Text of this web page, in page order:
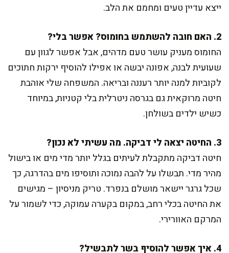
ייצא עדיין טעים ומחמם את הלב.
2. האם חובה להשתמש בחומוס? אפשר בלי?
החומוס מעניק עושר טעם מדהים, אבל אפשר לגוון עם
שעועית לבנה, אפונה יבשה או אפילו להוסיף ירקות חתוכים
לקוביות למנה יותר רעננה ובריאה. המשפחה שלי אוהבת
חיטה מרוקאית גם בגרסה ניטרלית בלי קטניות, במיוחד
כשיש ילדים בשולחן.
3. החיטה יצאה לי דביקה. מה עשיתי לא נכון?
חיטה דביקה מתקבלת לעיתים בגלל יותר מדי מים או בישול
מהיר מדי. תבשלו על להבה נמוכה ותוסיפו מים בהדרגה, כך
שכל גרגר יישאר מושלם בנפרד. טריק מניסיון – מגישים
את החיטה בכלי רחב, במקום בקערה עמוקה, כדי לשמור על
המרקם האוורירי.
4. איך אפשר להוסיף בשר לתבשיל?